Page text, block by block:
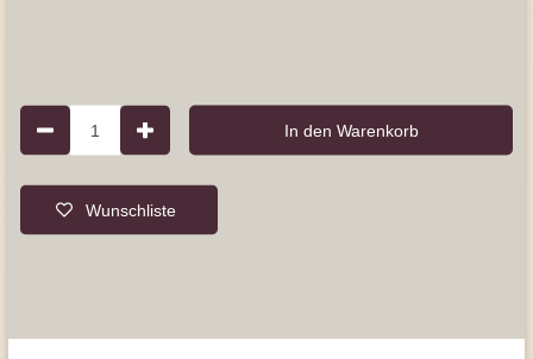
1 In den Warenkorb
Wunschliste